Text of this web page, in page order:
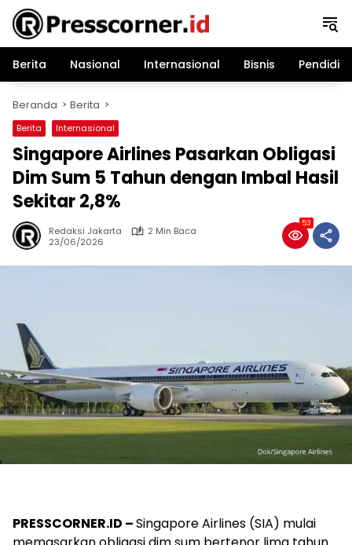
Langsung
konten
Berita
Nasional Internasional Bisnis
Beranda Berita
Berita Internasional
Singapore Airlines Pasarkan Obligasi
Dim Sum 5 Tahun dengan Imbal Hasil
Sekitar 2,8%
Redaksi Jakarta
2 Min Baca
23/06/2026
53
PRESSCORNER.ID –Singapore Airlines (SIA) mulai